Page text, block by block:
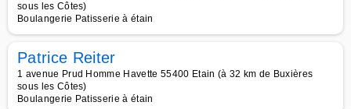
sous les Côtes)
Boulangerie Patisserie à étain
Patrice Reiter
1 avenue Prud Homme Havette 55400 Etain (à 32 km de Buxières
sous les Côtes)
Boulangerie Patisserie à étain